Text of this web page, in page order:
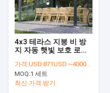
우리 에 관한 것
공장 투어
뉴스
4x3 테라스 지붕 비 방
지 자동 햇빛 보호 로버
가격:USD 871USD ~4000USD or more based on the sizes
MOQ:1 세트
최신 가격 받기